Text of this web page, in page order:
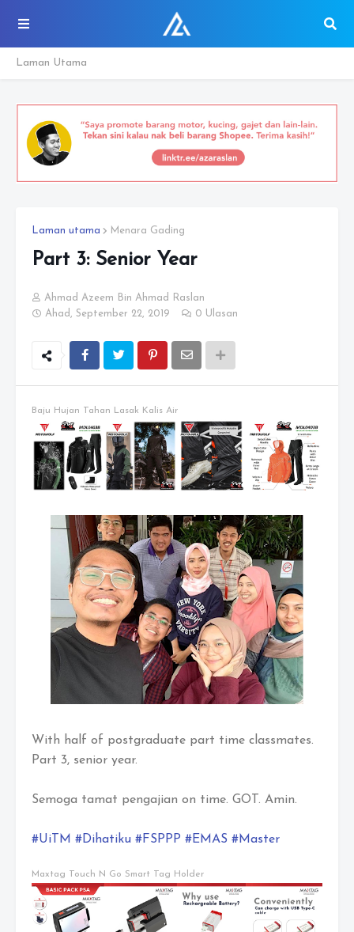
Laman Utama
Laman utama Menara Gading
Part 3: Senior Year
Ahmad Azeem Bin Ahmad Raslan
Ahad, September 22, 2019
0 Ulasan
Baju Hujan Tahan Lasak Kalis Air
With half of postgraduate part time classmates.
Part 3, senior year.
Semoga tamat pengajian on time. GOT. Amin.
#UiTM #Dihatiku #FSPPP #EMAS #Master
Maxtag Touch N Go Smart Tag Holder